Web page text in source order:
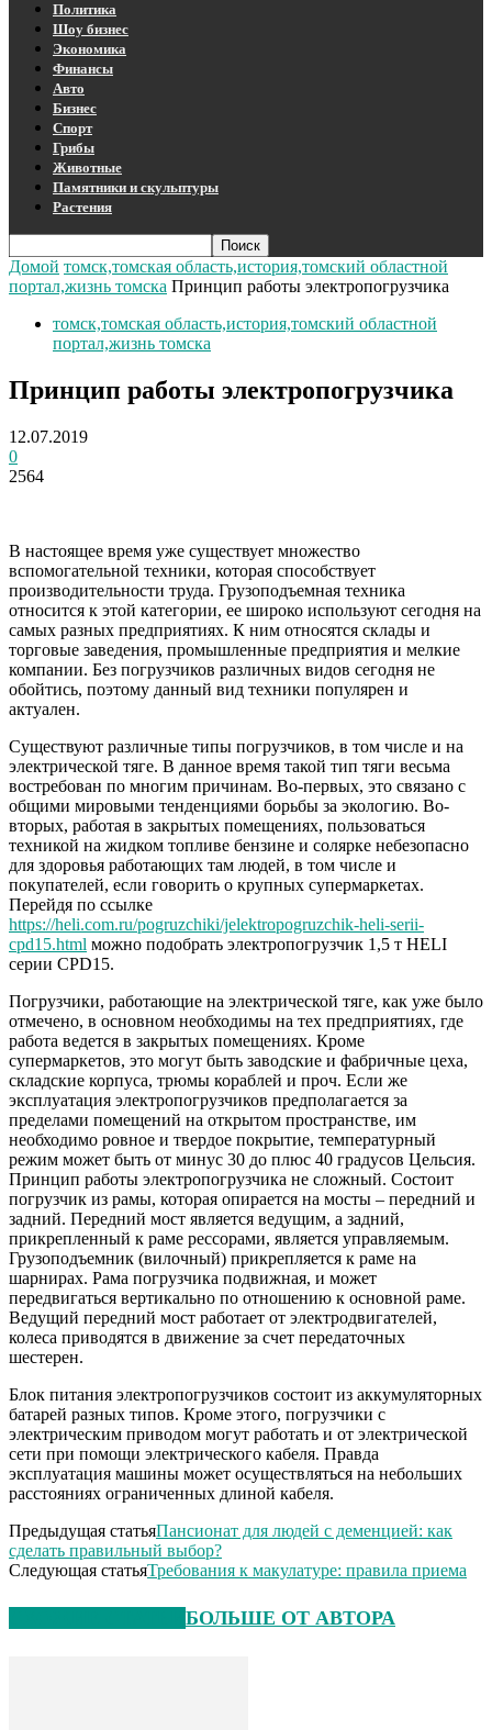
Политика
Шоу бизнес
Экономика
Финансы
Авто
Бизнес
Спорт
Грибы
Животные
Памятники и скульптуры
Растения
Домой томск,томская область,история,томский областной
портал,жизнь томска Принцип работы электропогрузчика
томск,томская область,история,томский областной
портал,жизнь томска
Принцип работы электропогрузчика
12.07.2019
0
2564
В настоящее время уже существует множество
вспомогательной техники, которая способствует
производительности труда. Грузоподъемная техника
относится к этой категории, ее широко используют сегодня на
самых разных предприятиях. К ним относятся склады и
торговые заведения, промышленные предприятия и мелкие
компании. Без погрузчиков различных видов сегодня не
обойтись, поэтому данный вид техники популярен и
актуален.
Существуют различные типы погрузчиков, в том числе и на
электрической тяге. В данное время такой тип тяги весьма
востребован по многим причинам. Во-первых, это связано с
общими мировыми тенденциями борьбы за экологию. Во-
вторых, работая в закрытых помещениях, пользоваться
техникой на жидком топливе бензине и солярке небезопасно
для здоровья работающих там людей, в том числе и
покупателей, если говорить о крупных супермаркетах.
Перейдя по ссылке
https://heli.com.ru/pogruzchiki/jelektropogruzchik-heli-serii-
cpd15.html можно подобрать электропогрузчик 1,5 т HELI
серии CPD15.
Погрузчики, работающие на электрической тяге, как уже было
отмечено, в основном необходимы на тех предприятиях, где
работа ведется в закрытых помещениях. Кроме
супермаркетов, это могут быть заводские и фабричные цеха,
складские корпуса, трюмы кораблей и проч. Если же
эксплуатация электропогрузчиков предполагается за
пределами помещений на открытом пространстве, им
необходимо ровное и твердое покрытие, температурный
режим может быть от минус 30 до плюс 40 градусов Цельсия.
Принцип работы электропогрузчика не сложный. Состоит
погрузчик из рамы, которая опирается на мосты – передний и
задний. Передний мост является ведущим, а задний,
прикрепленный к раме рессорами, является управляемым.
Грузоподъемник (вилочный) прикрепляется к раме на
шарнирах. Рама погрузчика подвижная, и может
передвигаться вертикально по отношению к основной раме.
Ведущий передний мост работает от электродвигателей,
колеса приводятся в движение за счет передаточных
шестерен.
Блок питания электропогрузчиков состоит из аккумуляторных
батарей разных типов. Кроме этого, погрузчики с
электрическим приводом могут работать и от электрической
сети при помощи электрического кабеля. Правда
эксплуатация машины может осуществляться на небольших
расстояниях ограниченных длиной кабеля.
Предыдущая статьяПансионат для людей с деменцией: как
сделать правильный выбор?
Следующая статьяТребования к макулатуре: правила приема
БОЛЬШЕ ОТ АВТОРА